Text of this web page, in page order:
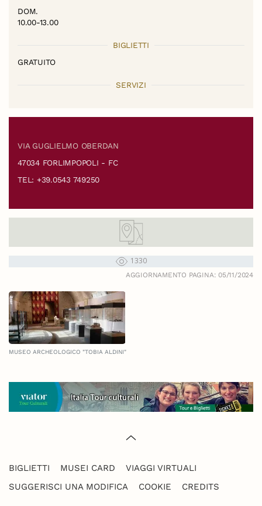
DOM.
10.00-13.00
BIGLIETTI
GRATUITO
SERVIZI
VIA GUGLIELMO OBERDAN
47034 FORLIMPOPOLI - FC
TEL: +39.0543 749250
1330
AGGIORNAMENTO PAGINA: 05/11/2024
MUSEO ARCHEOLOGICO "TOBIA ALDINI"
BIGLIETTI MUSEI CARD
VIAGGI VIRTUALI
SUGGERISCI UNA MODIFICA
COOKIE CREDITS